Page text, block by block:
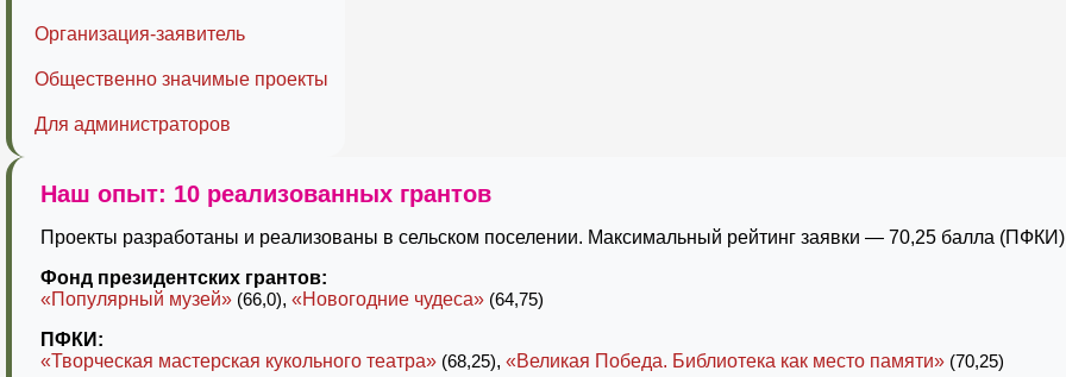
Организация-заявитель
Общественно значимые проекты
Для администраторов
Наш опыт: 10 реализованных грантов
Проекты разработаны и реализованы в сельском поселении. Максимальный рейтинг заявки — 70,25 балла
Фонд президентских грантов:
«Популярный музей» (66,0), «Новогодние чудеса» (64,75)
ПФКИ:
«Творческая мастерская кукольного театра» (68,25), «Великая Победа. Библиотека как место памяти» (70,25)